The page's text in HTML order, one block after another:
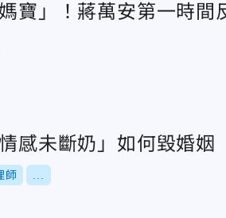
寶」！蔣萬安第一時間
感未斷奶」如何毀婚姻
師